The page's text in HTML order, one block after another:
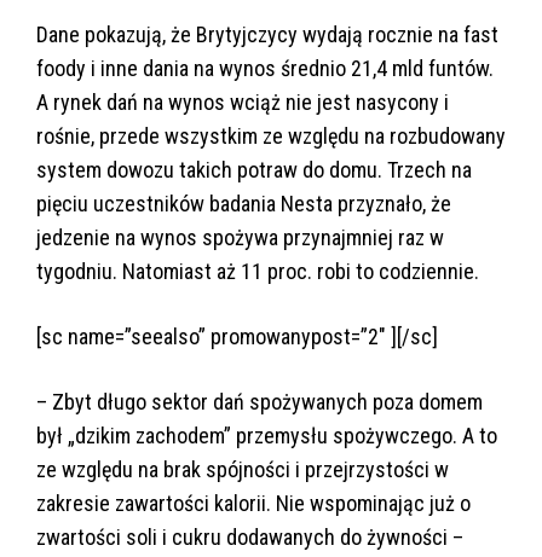
Dane pokazują, że Brytyjczycy wydają rocznie na fast
foody i inne dania na wynos średnio 21,4 mld funtów.
A rynek dań na wynos wciąż nie jest nasycony i
rośnie, przede wszystkim ze względu na rozbudowany
system dowozu takich potraw do domu. Trzech na
pięciu uczestników badania Nesta przyznało, że
jedzenie na wynos spożywa przynajmniej raz w
tygodniu. Natomiast aż 11 proc. robi to codziennie.
[sc name=”seealso” promowanypost=”2″ ][/sc]
– Zbyt długo sektor dań spożywanych poza domem
był „dzikim zachodem” przemysłu spożywczego. A to
ze względu na brak spójności i przejrzystości w
zakresie zawartości kalorii. Nie wspominając już o
zwartości soli i cukru dodawanych do żywności –